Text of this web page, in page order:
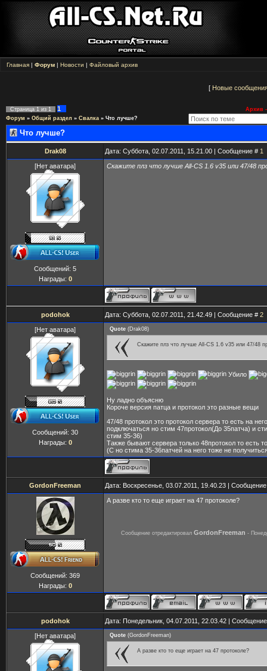
Главная | Форум | Новости | Файловый архив
[ Новые
Страница 1 из 1 1
Архив -
Форум » Общий раздел » Свалка » Что лучше?
Что лучше?
Drak08 Дата: Суббота, 02.07.2011, 15.21.00 | Сообщение # 1
[Нет аватара]
Сообщений: 5
Награды: 0
Скажите плз что лучше All-CS 1.6 v35 или 47/48
podohok Дата: Суббота, 02.07.2011, 21.42.49 | Сообщение # 2
[Нет аватара]
Сообщений: 30
Награды: 0
Quote (Drak08)
Скажите плз что лучше All-CS 1.6 v35 или 47/48
Убило
Ну ладно объясню
Короче версия патца и протокол это разные вещи
47/48 протокол это протокол сервера то есть на
подключаться но стим 47протокол(До 35патча) и
стим 35-36)
Также бывают сервера только 48протокол то есть
(С но стима 35-36патчей на него тоже не
GordonFreeman Дата: Воскресенье, 03.07.2011, 19.40.23 |
Сообщений: 369
Награды: 0
А разве кто то еще играет на 47 протоколе?
Сообщение отредактировал GordonFreeman -
podohok Дата: Понедельник, 04.07.2011, 22.03.42 |
[Нет аватара] Quote (GordonFreeman)
А разве кто то еще играет на 47 протоколе?